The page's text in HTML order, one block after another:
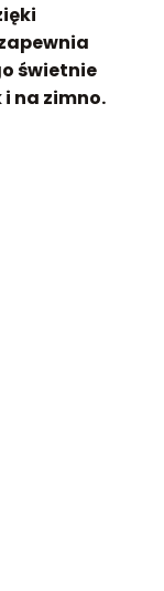
świetnie
na zimno.